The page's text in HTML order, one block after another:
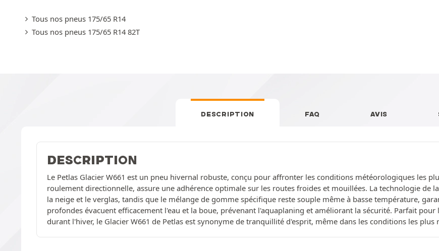
Tous nos pneus 175/65 R14
Tous nos pneus 175/65 R14 82T
DESCRIPTION FAQ AVIS
DESCRIPTION
Le Petlas Glacier W661 est un pneu hivernal robuste, conçu pour affronter les conditions météorologiques les
roulement directionnelle, assure une adhérence optimale sur les routes froides et mouillées. La technologie de
la neige et le verglas, tandis que le mélange de gomme spécifique reste souple même à basse température,
profondes évacuent efficacement l'eau et la boue, prévenant l'aquaplaning et améliorant la sécurité. Parfait
durant l'hiver, le Glacier W661 de Petlas est synonyme de tranquillité d'esprit, même dans les conditions les plus